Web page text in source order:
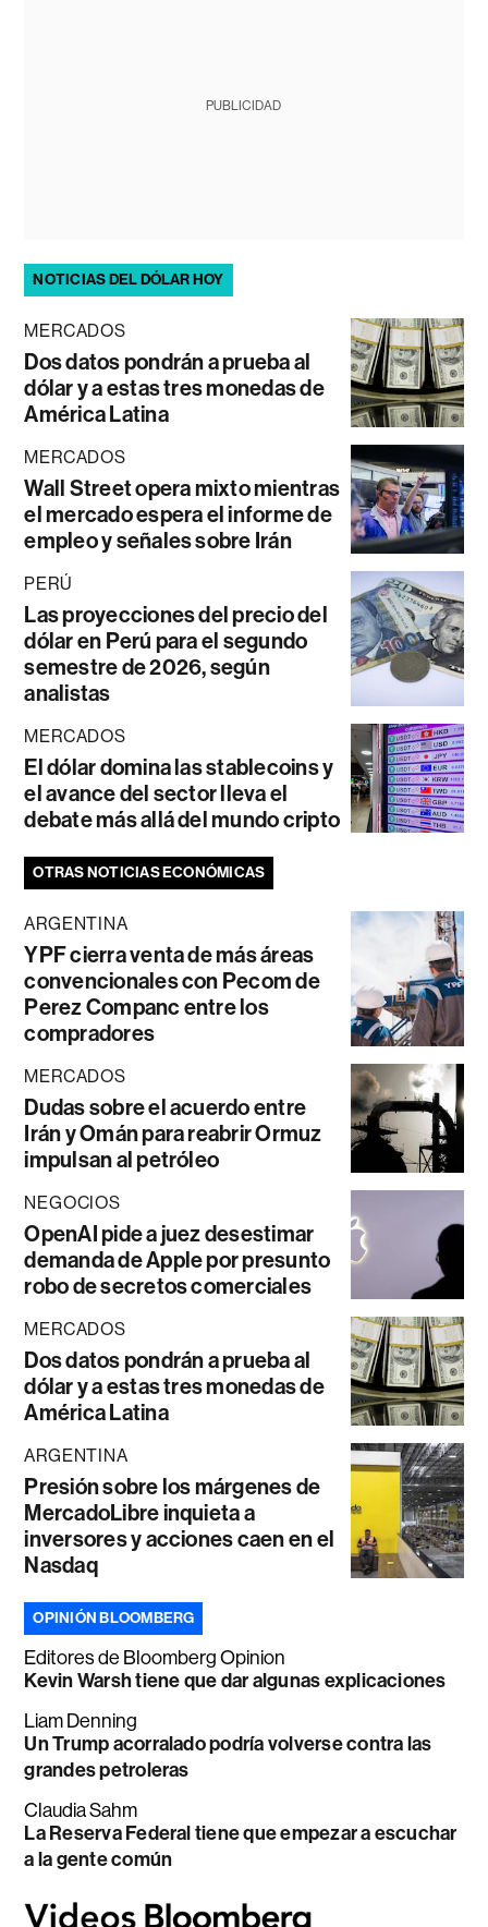
PUBLICIDAD
NOTICIAS DEL DÓLAR HOY
MERCADOS
Dos datos pondrán a prueba al
dólar y a estas tres monedas de
América Latina
MERCADOS
Wall Street opera mixto mientras
el mercado espera el informe de
empleo y señales sobre Irán
PERÚ
Las proyecciones del precio del
dólar en Perú para el segundo
semestre de 2026, según
analistas
MERCADOS
El dólar domina las stablecoins y
el avance del sector lleva el
debate más allá del mundo cripto
OTRAS NOTICIAS ECONÓMICAS
ARGENTINA
YPF cierra venta de más áreas
convencionales con Pecom de
Perez Companc entre los
compradores
MERCADOS
Dudas sobre el acuerdo entre
Irán y Omán para reabrir Ormuz
impulsan al petróleo
NEGOCIOS
OpenAI pide a juez desestimar
demanda de Apple por presunto
robo de secretos comerciales
MERCADOS
Dos datos pondrán a prueba al
dólar y a estas tres monedas de
América Latina
ARGENTINA
Presión sobre los márgenes de
MercadoLibre inquieta a
inversores y acciones caen en el
Nasdaq
OPINIÓN BLOOMBERG
Editores de Bloomberg Opinion
Kevin Warsh tiene que dar algunas explicaciones
Liam Denning
Un Trump acorralado podría volverse contra las
grandes petroleras
Claudia Sahm
La Reserva Federal tiene que empezar a escuchar
a la gente común